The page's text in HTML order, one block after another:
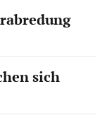
54
Zeltsich